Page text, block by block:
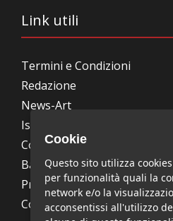
Link utili
Termini e Condizioni
Redazione
News-Art
Iscrizione alla newsletter
Collabora con noi
Bandi, concorsi, premi
Privacy Policy
Cookie Policy
Cookie
Questo sito utilizza
per funzionalità quali la
network e/o la
acconsentissi all'utilizzo